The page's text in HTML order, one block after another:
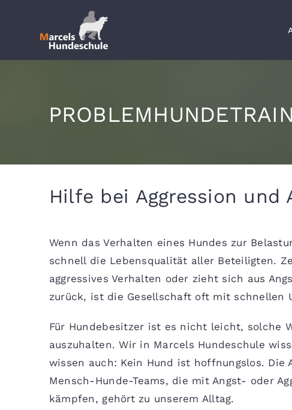
Hilfe bei Aggression und
Wenn das Verhalten eines Hundes zur
schnell die Lebensqualität aller Beteiligten.
aggressives Verhalten oder zieht sich aus
zurück, ist die Gesellschaft oft mit schnellen
Für Hundebesitzer ist es nicht leicht, solche
auszuhalten. Wir in Marcels Hundeschule
wissen auch: Kein Hund ist hoffnungslos. Die
Mensch-Hunde-Teams, die mit Angst- oder
kämpfen, gehört zu unserem Alltag.